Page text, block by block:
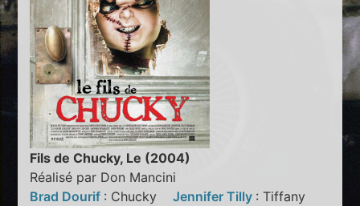
Fils de Chucky, Le (2004)
Réalisé par Don Mancini
Brad Dourif : ChuckyJennifer Tilly : Tiffany